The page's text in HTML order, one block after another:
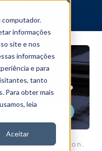
computador.
informações
site e nos
informações
e para
tanto
Para obter mais
leia
Aceitar
crescimento no 1T26; vale a pena?